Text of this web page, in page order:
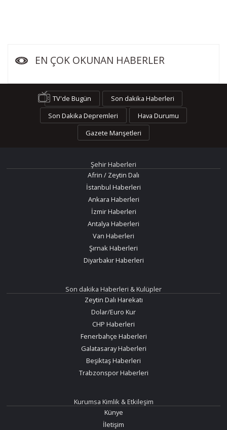
EN ÇOK OKUNAN HABERLER
TV'de Bugün
Son dakika Haberleri
Son Dakika Depremleri
Hava Durumu
Gazete Manşetleri
Şehir Haberleri
Afrin / Zeytin Dalı
İstanbul Haberleri
Ankara Haberleri
İzmir Haberleri
Antalya Haberleri
Van Haberleri
Şırnak Haberleri
Diyarbakır Haberleri
Son dakika Haberleri & Kulüpler
Zeytin Dalı Harekatı
Dolar/Euro Kur
CHP Haberleri
Fenerbahçe Haberleri
Galatasaray Haberleri
Beşiktaş Haberleri
Trabzonspor Haberleri
Kurumsa Kimlik & Etkileşim
Künye
İletişim